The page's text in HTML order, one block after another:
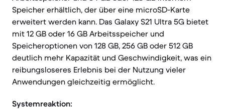
Speicher erhältlich, der über eine microSD-Karte
erweitert werden kann. Das Galaxy S21 Ultra 5G bietet
mit 12 GB oder 16 GB Arbeitsspeicher und
Speicheroptionen von 128 GB, 256 GB oder 512 GB
deutlich mehr Kapazität und Geschwindigkeit, was ein
reibungsloseres Erlebnis bei der Nutzung vieler
Anwendungen gleichzeitig ermöglicht.
Systemreaktion: